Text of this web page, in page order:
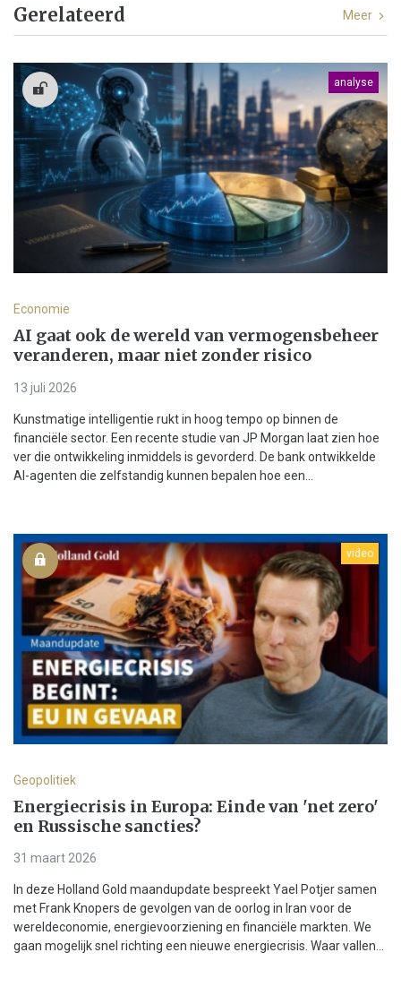
Gerelateerd Meer
analyse
Economie
AI gaat ook de wereld van vermogensbeheer
veranderen, maar niet zonder risico
13 juli 2026
Kunstmatige intelligentie rukt in hoog tempo op binnen de
financiële sector. Een recente studie van JP Morgan laat zien hoe
ver die ontwikkeling inmiddels is gevorderd. De bank ontwikkelde
AI-agenten die zelfstandig kunnen bepalen hoe een...
video
Geopolitiek
Energiecrisis in Europa: Einde van 'net zero'
en Russische sancties?
31 maart 2026
In deze Holland Gold maandupdate bespreekt Yael Potjer samen
met Frank Knopers de gevolgen van de oorlog in Iran voor de
wereldeconomie, energievoorziening en financiële markten. We
gaan mogelijk snel richting een nieuwe energiecrisis. Waar vallen...